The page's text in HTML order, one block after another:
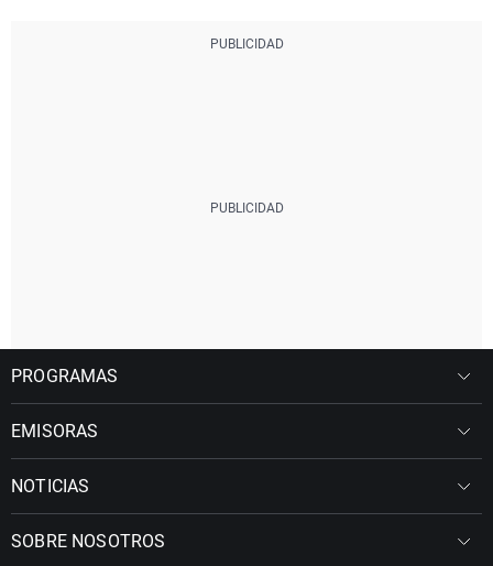
PROGRAMAS
EMISORAS
NOTICIAS
SOBRE NOSOTROS